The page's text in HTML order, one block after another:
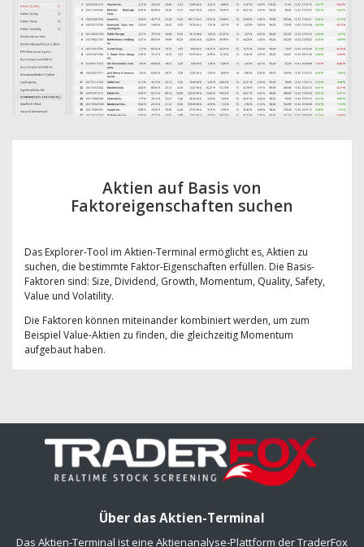
Aktien auf Basis von
Faktoreigenschaften suchen
Das Explorer-Tool im Aktien-Terminal ermöglicht es, Aktien zu
suchen, die bestimmte Faktor-Eigenschaften erfüllen. Die Basis-
Faktoren sind: Size, Dividend, Growth, Momentum, Quality, Safety,
Value und Volatility.
Die Faktoren können miteinander kombiniert werden, um zum
Beispiel Value-Aktien zu finden, die gleichzeitig Momentum
aufgebaut haben.
Über das Aktien-Terminal
Das Aktien-Terminal ist eine Aktienanalyse-Plattform der TraderFox